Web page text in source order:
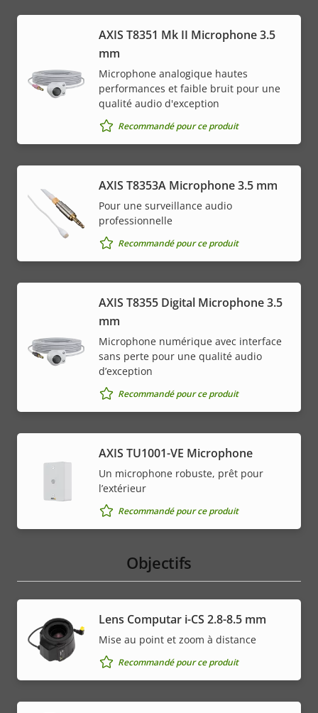
AXIS T8351 Mk II Microphone 3.5
mm
Microphone analogique hautes
performances et faible bruit pour une
qualité audio d'exception
Recommandé pour ce produit
AXIS T8353A Microphone 3.5 mm
Pour une surveillance audio
professionnelle
Recommandé pour ce produit
AXIS T8355 Digital Microphone 3.5
mm
Microphone numérique avec interface
sans perte pour une qualité audio
d’exception
Recommandé pour ce produit
AXIS TU1001-VE Microphone
Un microphone robuste, prêt pour
l’extérieur
Recommandé pour ce produit
Objectifs
Lens Computar i-CS 2.8-8.5 mm
Mise au point et zoom à distance
Recommandé pour ce produit